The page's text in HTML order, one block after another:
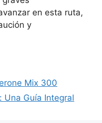
en esta ruta,
y
Mix 300
Una Guía Integral